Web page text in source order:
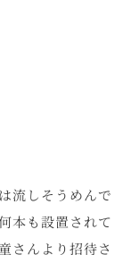
流しそうめんで
本も設置されて
さんより招待さ